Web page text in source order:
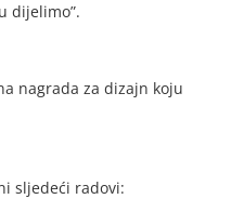
dijelimo”.
nagrada za dizajn koju
sljedeći radovi: